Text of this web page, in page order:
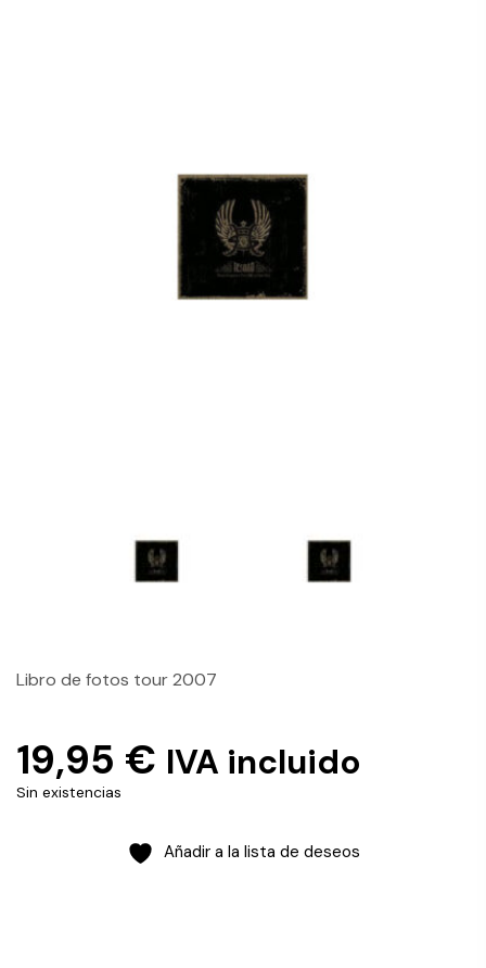
Libro de fotos tour 2007
19,95 € IVA incluido
Sin existencias
Añadir a la lista de deseos